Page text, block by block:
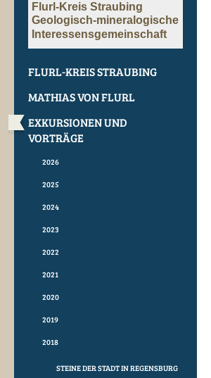
Flurl-Kreis Straubing
Geologisch-mineralogische
Interessensgemeinschaft
FLURL-KREIS STRAUBING
MATHIAS VON FLURL
EXKURSIONEN UND
VORTRÄGE
2026
2025
2024
2023
2022
2021
2020
2019
2018
STEINE DER STADT IN REGENSBURG